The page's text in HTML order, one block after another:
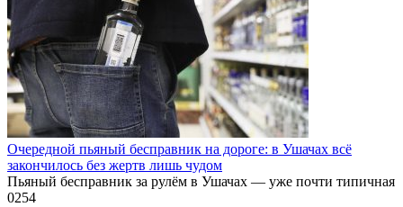
Очередной пьяный бесправник на дороге: в Ушачах всё
закончилось без жертв лишь чудом
Пьяный бесправник за рулём в Ушачах — уже почти типичная
0254